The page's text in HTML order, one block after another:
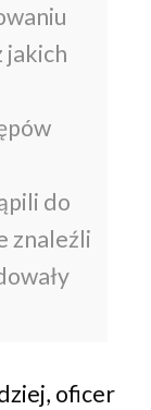
jakich
do
znaleźli
oficer